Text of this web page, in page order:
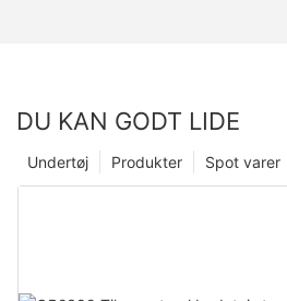
DU KAN GODT LIDE
Spot varer
Produkter
Undertøj